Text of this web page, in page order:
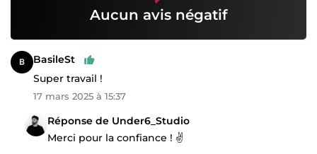
Aucun avis négatif
BasileSt
Super travail !
17 mars 2025 à 15:37
Réponse de Under6_Studio
Merci pour la confiance ! ✌️